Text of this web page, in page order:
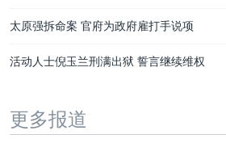
太原强拆命案 官府为政府雇打手说项
活动人士倪玉兰刑满出狱 誓言继续维权
更多报道